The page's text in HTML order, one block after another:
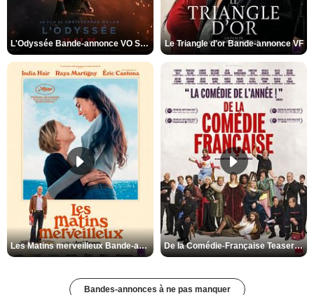
L'Odyssée Bande-annonce VO STFR Le Triangle d'or Bande-annonce VF
Les Matins merveilleux Bande-annonce VF De la Comédie-Française Teaser VF
Bandes-annonces à ne pas manquer